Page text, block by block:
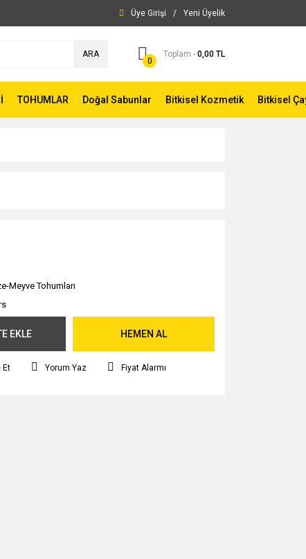
Üye Girişi / Yeni Üyelik
ARA
0
Toplam - 0,00 TL
TOHUMLAR Doğal Sabunlar Bitkisel Kozmetik Bitkisel
Meyve Tohumları
EKLE HEMEN AL
Et Yorum Yaz Fiyat Alarmı